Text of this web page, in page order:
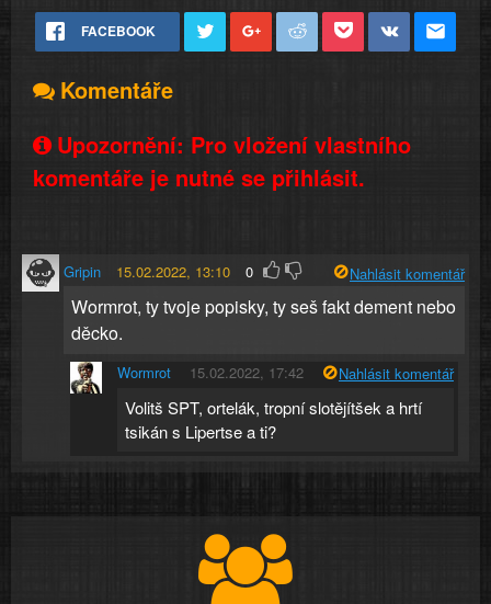
FACEBOOK
Komentáře
Upozornění: Pro vložení vlastního
komentáře je nutné se přihlásit.
Gripin 15.02.2022, 13:10 0 Nahlásit komentář
Wormrot, ty tvoje popisky, ty seš fakt dement nebo
děcko.
Wormrot 15.02.2022, 17:42 Nahlásit komentář
Volitš SPT, ortelák, tropní slotějítšek a hrtí
tsikán s Lipertse a ti?